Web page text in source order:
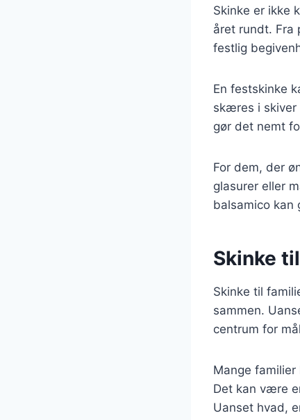
Skinke er ikke
året rundt. Fra
festlig
En festskinke
skæres i skiver
gør det nemt
For dem, der
glasurer eller
balsamico kan
Skinke
Skinke til
sammen.
centrum for
Mange
Det kan være
Uanset hvad,